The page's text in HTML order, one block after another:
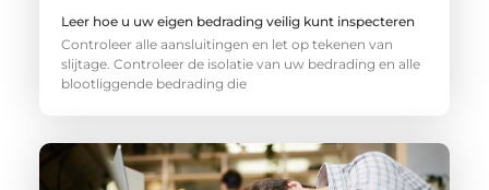
Leer hoe u uw eigen bedrading veilig kunt inspecteren
Controleer alle aansluitingen en let op tekenen van
slijtage. Controleer de isolatie van uw bedrading en alle
blootliggende bedrading die